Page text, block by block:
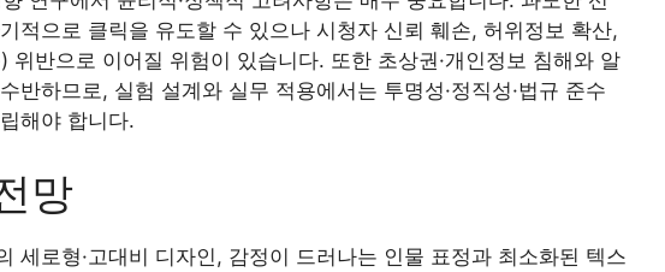
적으로 클릭을 유도할 수 있으나 시청자 신뢰 훼손, 허위정보 확산,
위반으로 이어질 위험이 있습니다. 또한 초상권·개인정보 침해와 알
반하므로, 실험 설계와 실무 적용에서는 투명성·정직성·법규 준수
해야 합니다.
망
세로형·고대비 디자인, 감정이 드러나는 인물 표정과 최소화된 텍스